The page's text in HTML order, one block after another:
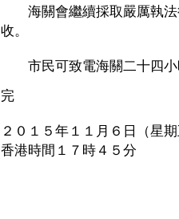
海關會繼續採取嚴厲執法
收。
市民可致電海關二十四小
完
２０１５年１１月６日（星
香港時間１７時４５分